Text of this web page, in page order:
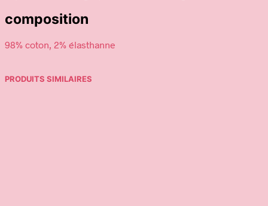
composition
98% coton, 2% élasthanne
PRODUITS SIMILAIRES